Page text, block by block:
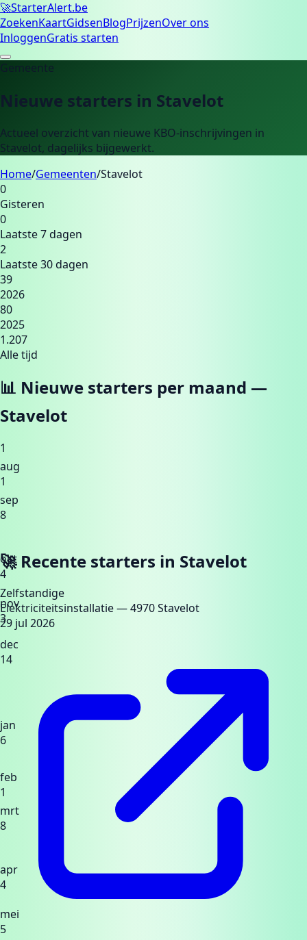
🚀StarterAlert.be
ZoekenKaartGidsenBlogPrijzenOver ons
InloggenGratis starten
Gemeente
Nieuwe starters in Stavelot
Actueel overzicht van nieuwe KBO-inschrijvingen in
Stavelot, dagelijks bijgewerkt.
Home/Gemeenten/Stavelot
0
Gisteren
0
Laatste 7 dagen
2
Laatste 30 dagen
39
2026
80
2025
1.207
Alle tijd
📊 Nieuwe starters per maand —
Stavelot
1
aug
1
sep
8
okt
4
nov
3
dec
14
jan
6
feb
1
mrt
8
apr
4
mei
5
🚀 Recente starters in Stavelot
Zelfstandige
Elektriciteitsinstallatie— 4970 Stavelot
29 jul 2026